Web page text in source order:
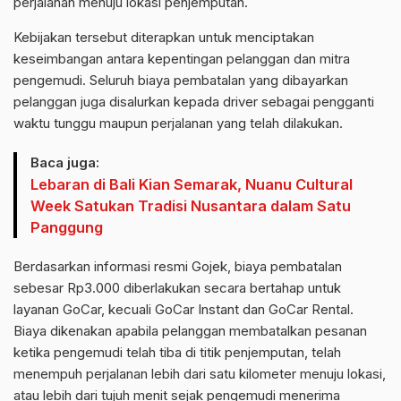
Kebijakan tersebut diterapkan untuk menciptakan
keseimbangan antara kepentingan pelanggan dan mitra
pengemudi. Seluruh biaya pembatalan yang dibayarkan
pelanggan juga disalurkan kepada driver sebagai pengganti
waktu tunggu maupun perjalanan yang telah dilakukan.
Baca juga:
Lebaran di Bali Kian Semarak, Nuanu Cultural
Week Satukan Tradisi Nusantara dalam Satu
Panggung
Berdasarkan informasi resmi Gojek, biaya pembatalan
sebesar Rp3.000 diberlakukan secara bertahap untuk
layanan GoCar, kecuali GoCar Instant dan GoCar Rental.
Biaya dikenakan apabila pelanggan membatalkan pesanan
ketika pengemudi telah tiba di titik penjemputan, telah
menempuh perjalanan lebih dari satu kilometer menuju lokasi,
atau lebih dari tujuh menit sejak pengemudi menerima